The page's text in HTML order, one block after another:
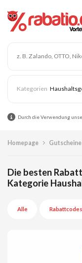
Durch die Verwendung
Homepage Gutscheine
Die besten
Kategorie
Alle Rabattcodes